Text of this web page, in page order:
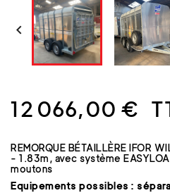

12 066,00 €
REMORQUE BÉTAILLÈRE IFOR
- 1.83m, avec système
moutons
Equipements possibles :